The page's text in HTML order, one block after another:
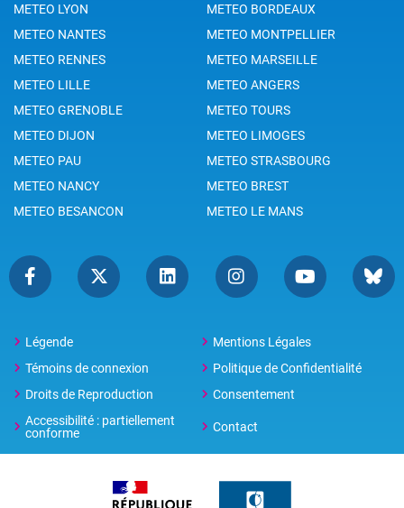
METEO LYON
METEO BORDEAUX
METEO NANTES
METEO MONTPELLIER
METEO RENNES
METEO MARSEILLE
METEO LILLE
METEO ANGERS
METEO GRENOBLE
METEO TOURS
METEO DIJON
METEO LIMOGES
METEO PAU
METEO STRASBOURG
METEO NANCY
METEO BREST
METEO BESANCON
METEO LE MANS
Légende
Mentions Légales
Témoins de connexion
Politique de Confidentialité
Droits de Reproduction
Consentement
Accessibilité : partiellement
conforme
Contact